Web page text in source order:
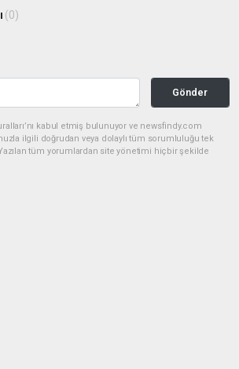
(0)
Gönder
kabul etmiş bulunuyor ve newsfindy.com
ilgili doğrudan veya dolaylı tüm sorumluluğu tek
tüm yorumlardan site yönetimi hiçbir şekilde